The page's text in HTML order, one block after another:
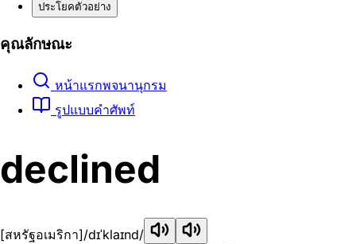
ประโยคตัวอย่าง
คุณลักษณะ
หน้าแรกพจนานุกรม
รูปแบบคำศัพท์
declined
[สหรัฐอเมริกา]/dɪˈklaɪnd/